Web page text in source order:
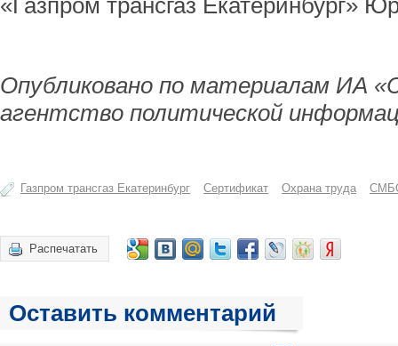
«Газпром трансгаз Екатеринбург»
Опубликовано по материалам ИА
агентство политической
Газпром трансгаз Екатеринбург Сертификат Охрана труда
Распечатать
Оставить комментарий